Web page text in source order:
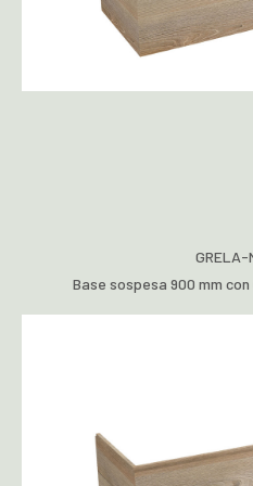
GRELA-
Base sospesa 900 mm